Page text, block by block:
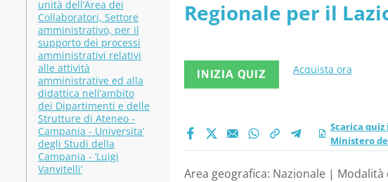
unità dell’Area dei
Collaboratori, Settore
amministrativo, per il
supporto dei processi
amministrativi relativi
alle attività
amministrative ed alla
didattica nell’ambito
dei Dipartimenti e delle
Strutture di Ateneo -
Campania - Universita’
degli Studi della
Campania - ‘Luigi
Vanvitelli’
Regionale per il
INIZIA QUIZ Acquista ora
Scarica quiz
Ministero
Area geografica: Nazionale |